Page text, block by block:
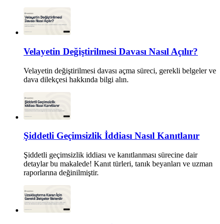
Velayetin Değiştirilmesi Davası Nasıl Açılır?
Velayetin değiştirilmesi davası açma süreci, gerekli belgeler ve
dava dilekçesi hakkında bilgi alın.
Şiddetli Geçimsizlik İddiası Nasıl Kanıtlanır
Şiddetli geçimsizlik iddiası ve kanıtlanması sürecine dair
detaylar bu makalede! Kanıt türleri, tanık beyanları ve uzman
raporlarına değinilmiştir.